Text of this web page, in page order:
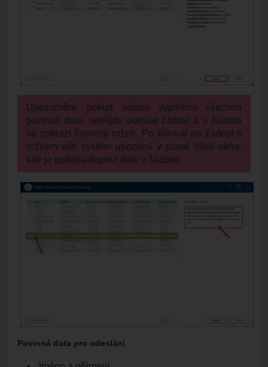
Upozornění: pokud nejsou vyplněna všechna
povinná data, nepůjde odeslat žádost a u žádosti
se zobrazí červený rožek. Po kliknutí na žádost s
rožkem vás systém upozorní v pravé části okna,
kde je potřeba doplnit data v žádosti.
Povinná data pro odeslání